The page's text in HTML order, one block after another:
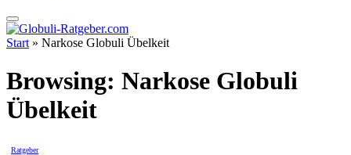
Start » Narkose Globuli Übelkeit
Browsing: Narkose Globuli
Übelkeit
Ratgeber